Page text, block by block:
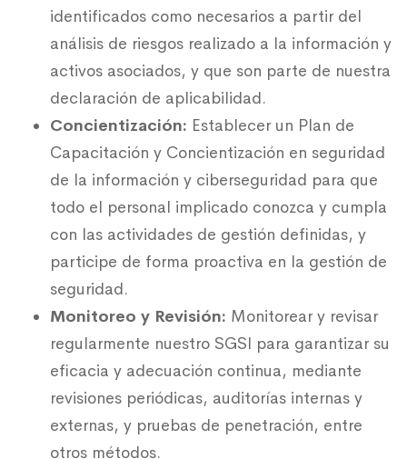
identificados como necesarios a partir del
análisis de riesgos realizado a la información y
activos asociados, y que son parte de nuestra
declaración de aplicabilidad.
Concientización: Establecer un Plan de
Capacitación y Concientización en seguridad
de la información y ciberseguridad para que
todo el personal implicado conozca y cumpla
con las actividades de gestión definidas, y
participe de forma proactiva en la gestión de
seguridad.
Monitoreo y Revisión: Monitorear y revisar
regularmente nuestro SGSI para garantizar su
eficacia y adecuación continua, mediante
revisiones periódicas, auditorías internas y
externas, y pruebas de penetración, entre
otros métodos.